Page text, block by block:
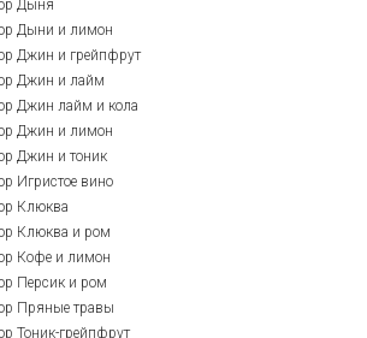
Дыня
Дыни и лимон
Джин и грейпфрут
Джин и лайм
Джин лайм и колa
Джин и лимон
Джин и тоник
Игристое вино
Клюква
Клюква и ром
Кофе и лимон
Персик и ром
Пряные травы
Тоник-грейпфрут